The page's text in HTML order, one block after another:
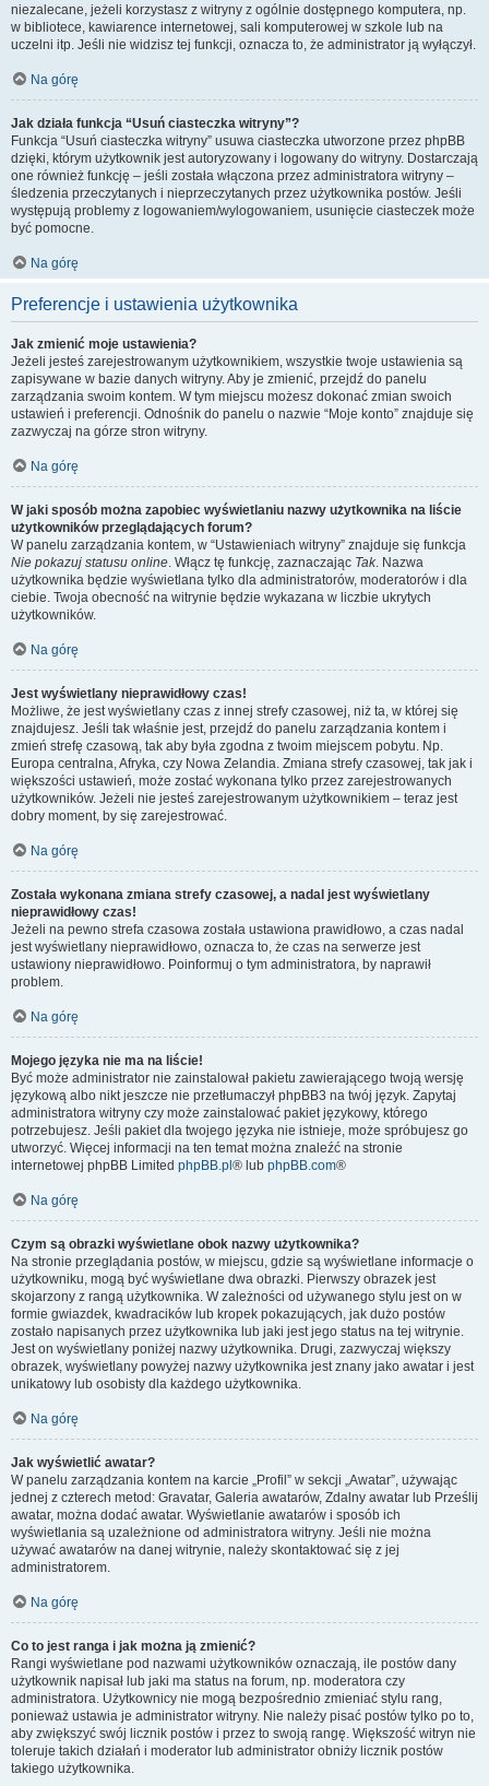
niezalecane, jeżeli korzystasz z witryny z ogólnie dostępnego komputera, np.
w bibliotece, kawiarence internetowej, sali komputerowej w szkole lub na
uczelni itp. Jeśli nie widzisz tej funkcji, oznacza to, że administrator ją wyłączył.
Na górę
Jak działa funkcja “Usuń ciasteczka witryny”?
Funkcja “Usuń ciasteczka witryny” usuwa ciasteczka utworzone przez phpBB
dzięki, którym użytkownik jest autoryzowany i logowany do witryny. Dostarczają
one również funkcję – jeśli została włączona przez administratora witryny –
śledzenia przeczytanych i nieprzeczytanych przez użytkownika postów. Jeśli
występują problemy z logowaniem/wylogowaniem, usunięcie ciasteczek może
być pomocne.
Na górę
Preferencje i ustawienia użytkownika
Jak zmienić moje ustawienia?
Jeżeli jesteś zarejestrowanym użytkownikiem, wszystkie twoje ustawienia są
zapisywane w bazie danych witryny. Aby je zmienić, przejdź do panelu
zarządzania swoim kontem. W tym miejscu możesz dokonać zmian swoich
ustawień i preferencji. Odnośnik do panelu o nazwie “Moje konto” znajduje się
zazwyczaj na górze stron witryny.
Na górę
W jaki sposób można zapobiec wyświetlaniu nazwy użytkownika na liście
użytkowników przeglądających forum?
W panelu zarządzania kontem, w “Ustawieniach witryny” znajduje się funkcja
Nie pokazuj statusu online. Włącz tę funkcję, zaznaczając Tak. Nazwa
użytkownika będzie wyświetlana tylko dla administratorów, moderatorów i dla
ciebie. Twoja obecność na witrynie będzie wykazana w liczbie ukrytych
użytkowników.
Na górę
Jest wyświetlany nieprawidłowy czas!
Możliwe, że jest wyświetlany czas z innej strefy czasowej, niż ta, w której się
znajdujesz. Jeśli tak właśnie jest, przejdź do panelu zarządzania kontem i
zmień strefę czasową, tak aby była zgodna z twoim miejscem pobytu. Np.
Europa centralna, Afryka, czy Nowa Zelandia. Zmiana strefy czasowej, tak jak i
większości ustawień, może zostać wykonana tylko przez zarejestrowanych
użytkowników. Jeżeli nie jesteś zarejestrowanym użytkownikiem – teraz jest
dobry moment, by się zarejestrować.
Na górę
Została wykonana zmiana strefy czasowej, a nadal jest wyświetlany
nieprawidłowy czas!
Jeżeli na pewno strefa czasowa została ustawiona prawidłowo, a czas nadal
jest wyświetlany nieprawidłowo, oznacza to, że czas na serwerze jest
ustawiony nieprawidłowo. Poinformuj o tym administratora, by naprawił
problem.
Na górę
Mojego języka nie ma na liście!
Być może administrator nie zainstalował pakietu zawierającego twoją wersję
językową albo nikt jeszcze nie przetłumaczył phpBB3 na twój język. Zapytaj
administratora witryny czy może zainstalować pakiet językowy, którego
potrzebujesz. Jeśli pakiet dla twojego języka nie istnieje, może spróbujesz go
utworzyć. Więcej informacji na ten temat można znaleźć na stronie
internetowej phpBB Limited phpBB.pl ® lub phpBB.com®
Na górę
Czym są obrazki wyświetlane obok nazwy użytkownika?
Na stronie przeglądania postów, w miejscu, gdzie są wyświetlane informacje o
użytkowniku, mogą być wyświetlane dwa obrazki. Pierwszy obrazek jest
skojarzony z rangą użytkownika. W zależności od używanego stylu jest on w
formie gwiazdek, kwadracików lub kropek pokazujących, jak dużo postów
zostało napisanych przez użytkownika lub jaki jest jego status na tej witrynie.
Jest on wyświetlany poniżej nazwy użytkownika. Drugi, zazwyczaj większy
obrazek, wyświetlany powyżej nazwy użytkownika jest znany jako awatar i jest
unikatowy lub osobisty dla każdego użytkownika.
Na górę
Jak wyświetlić awatar?
W panelu zarządzania kontem na karcie „Profil” w sekcji „Awatar”, używając
jednej z czterech metod: Gravatar, Galeria awatarów, Zdalny awatar lub Prześlij
awatar, można dodać awatar. Wyświetlanie awatarów i sposób ich
wyświetlania są uzależnione od administratora witryny. Jeśli nie można
używać awatarów na danej witrynie, należy skontaktować się z jej
administratorem.
Na górę
Co to jest ranga i jak można ją zmienić?
Rangi wyświetlane pod nazwami użytkowników oznaczają, ile postów dany
użytkownik napisał lub jaki ma status na forum, np. moderatora czy
administratora. Użytkownicy nie mogą bezpośrednio zmieniać stylu rang,
ponieważ ustawia je administrator witryny. Nie należy pisać postów tylko po to,
aby zwiększyć swój licznik postów i przez to swoją rangę. Większość witryn nie
toleruje takich działań i moderator lub administrator obniży licznik postów
takiego użytkownika.